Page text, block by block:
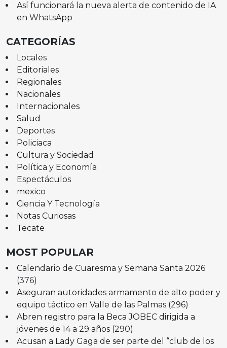
Así funcionará la nueva alerta de contenido de IA
en WhatsApp
CATEGORÍAS
Locales
Editoriales
Regionales
Nacionales
Internacionales
Salud
Deportes
Policiaca
Cultura y Sociedad
Política y Economía
Espectáculos
mexico
Ciencia Y Tecnología
Notas Curiosas
Tecate
MOST POPULAR
Calendario de Cuaresma y Semana Santa 2026
(376)
Aseguran autoridades armamento de alto poder y
equipo táctico en Valle de las Palmas (296)
Abren registro para la Beca JOBEC dirigida a
jóvenes de 14 a 29 años (290)
Acusan a Lady Gaga de ser parte del “club de los